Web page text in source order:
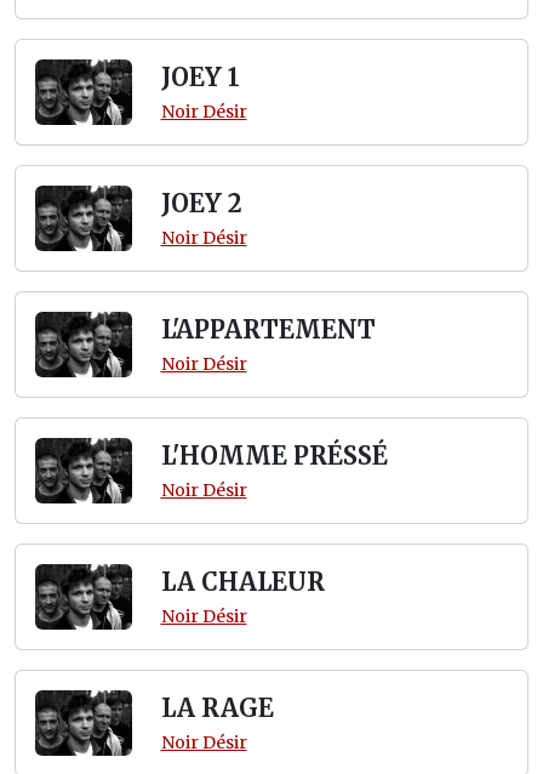
JOEY 1
Noir Désir
JOEY 2
Noir Désir
L'APPARTEMENT
Noir Désir
L'HOMME PRÉSSÉ
Noir Désir
LA CHALEUR
Noir Désir
LA RAGE
Noir Désir